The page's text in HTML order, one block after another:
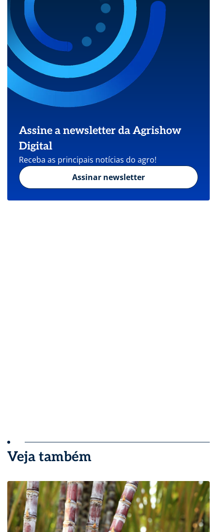
Assine a newsletter da Agrishow
Digital
Receba as principais notícias do agro!
Assinar newsletter
Veja também